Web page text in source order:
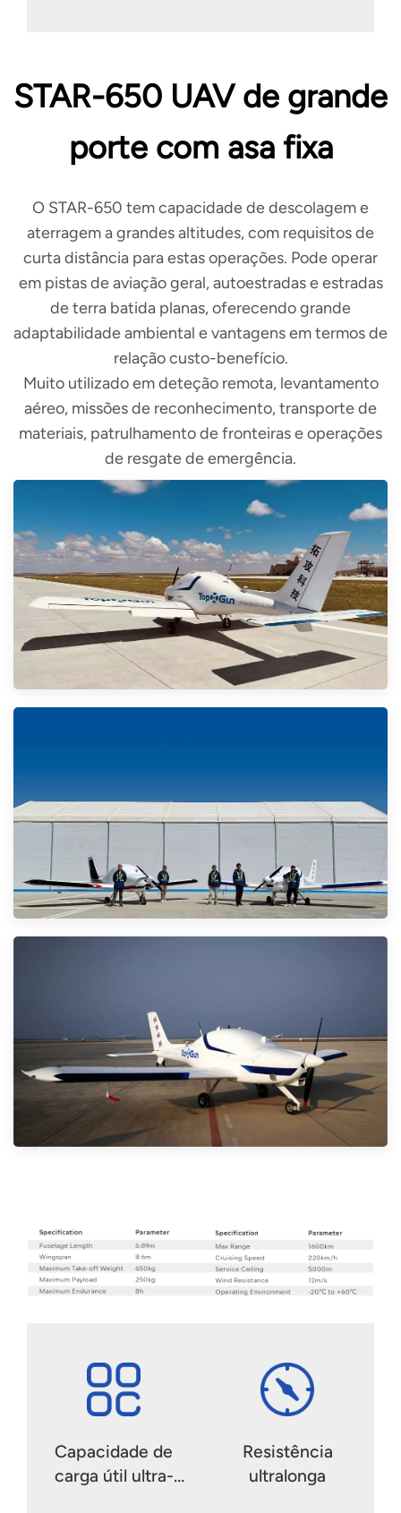
STAR-650 UAV de grande
porte com asa fixa
O STAR-650 tem capacidade de descolagem e
aterragem a grandes altitudes, com requisitos de
curta distância para estas operações. Pode operar
em pistas de aviação geral, autoestradas e estradas
de terra batida planas, oferecendo grande
adaptabilidade ambiental e vantagens em termos de
relação custo-benefício.
Muito utilizado em deteção remota, levantamento
aéreo, missões de reconhecimento, transporte de
materiais, patrulhamento de fronteiras e operações
de resgate de emergência.
Capacidade de
carga útil ultra-
Resistência
ultralonga